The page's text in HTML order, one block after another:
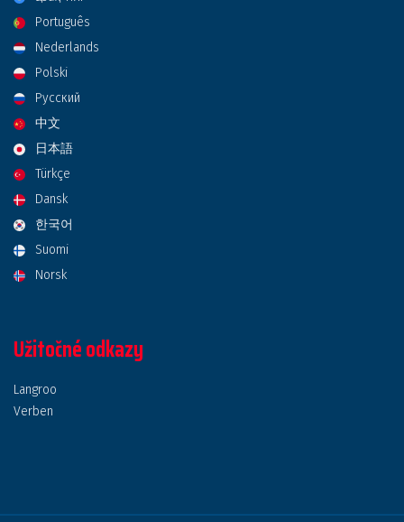
Português
Nederlands
Polski
Русский
中文
日本語
Türkçe
Dansk
한국어
Suomi
Norsk
Užitočné odkazy
Langroo
Verben